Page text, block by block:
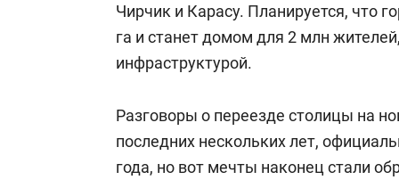
Чирчик и Карасу. Планируется, что
га и станет домом для 2 млн
инфраструктурой.
Разговоры о переезде столицы на
последних нескольких лет,
года, но вот мечты наконец стали